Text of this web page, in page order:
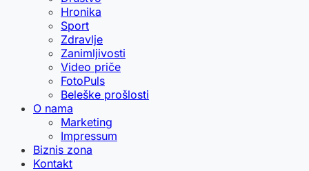
Hronika
Sport
Zdravlje
Zanimljivosti
Video priče
FotoPuls
Beleške prošlosti
O nama
Marketing
Impressum
Biznis zona
Kontakt